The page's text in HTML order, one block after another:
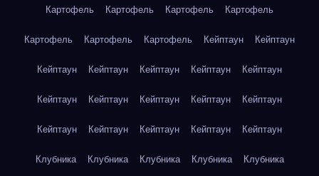
Картофель Картофель Картофель Картофель
Картофель Картофель Картофель Кейптаун Кейптаун
Кейптаун Кейптаун Кейптаун Кейптаун Кейптаун
Кейптаун Кейптаун Кейптаун Кейптаун Кейптаун
Кейптаун Кейптаун Кейптаун Кейптаун Кейптаун
Клубника Клубника Клубника Клубника Клубника